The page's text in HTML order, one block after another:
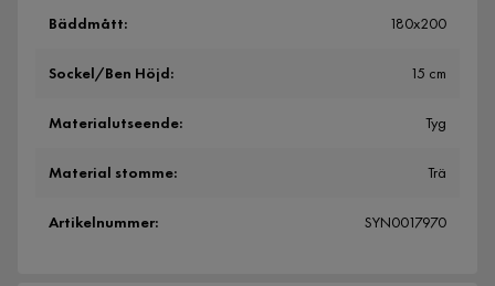
Bäddmått: 180x200
Sockel/Ben Höjd: 15 cm
Materialutseende: Tyg
Material stomme: Trä
Artikelnummer: SYN0017970